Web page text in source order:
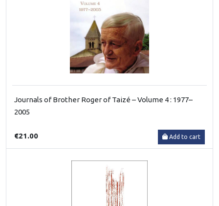
Journals of Brother Roger of Taizé – Volume 4 : 1977–
2005
€21.00 Add to cart